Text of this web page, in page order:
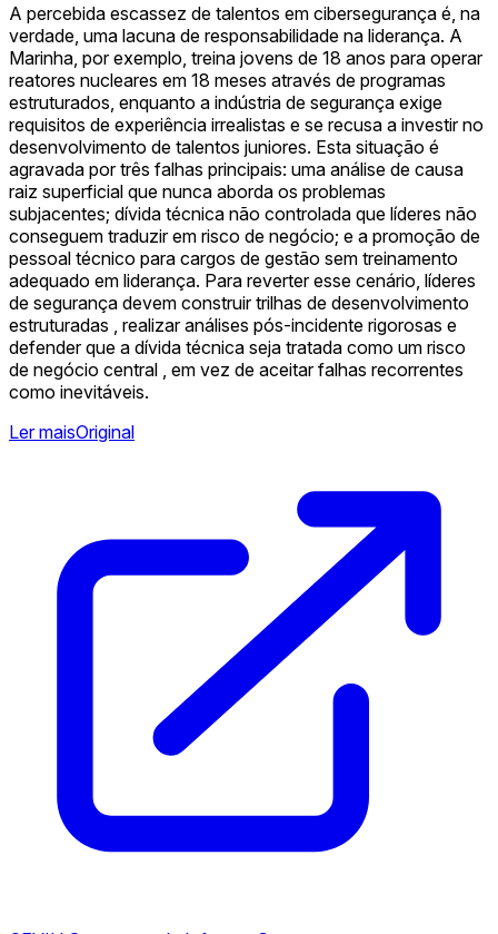
A percebida escassez de talentos em cibersegurança é, na
verdade, uma lacuna de responsabilidade na liderança. A
Marinha, por exemplo, treina jovens de 18 anos para operar
reatores nucleares em 18 meses através de programas
estruturados, enquanto a indústria de segurança exige
requisitos de experiência irrealistas e se recusa a investir no
desenvolvimento de talentos juniores. Esta situação é
agravada por três falhas principais: uma análise de causa
raiz superficial que nunca aborda os problemas
subjacentes; dívida técnica não controlada que líderes não
conseguem traduzir em risco de negócio; e a promoção de
pessoal técnico para cargos de gestão sem treinamento
adequado em liderança. Para reverter esse cenário, líderes
de segurança devem construir trilhas de desenvolvimento
estruturadas , realizar análises pós-incidente rigorosas e
defender que a dívida técnica seja tratada como um risco
de negócio central , em vez de aceitar falhas recorrentes
como inevitáveis.
Ler maisOriginal